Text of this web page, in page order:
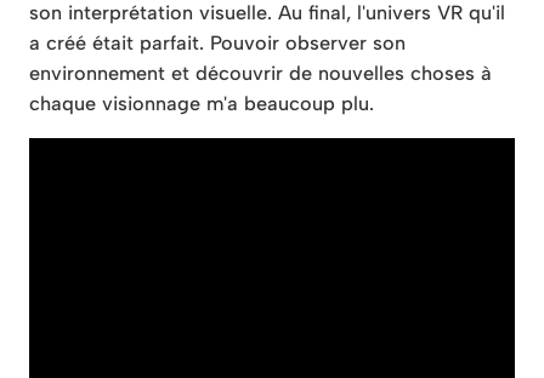
son interprétation visuelle. Au final, l'univers VR qu'il
a créé était parfait. Pouvoir observer son
environnement et découvrir de nouvelles choses à
chaque visionnage m'a beaucoup plu.